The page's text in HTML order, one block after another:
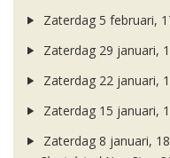
Zaterdag 5 februari,
Zaterdag 29 januari,
Zaterdag 22 januari,
Zaterdag 15 januari,
Zaterdag 8 januari,